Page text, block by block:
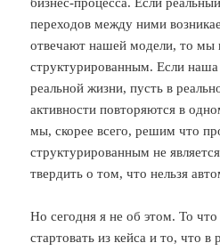
бизнес-процесса. Если
переходов между ними
отвечают нашей модели, то мы
структурированным. Если наша
реальной жизни, пусть в
активности повторяются в
мы, скорее всего, решим что
структурированным не
твердить о том, что нельзя
Но сегодня я не об этом. То
стартовать из кейса и то, что в